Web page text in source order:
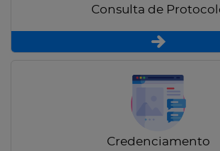
Consulta de
Credenciamento